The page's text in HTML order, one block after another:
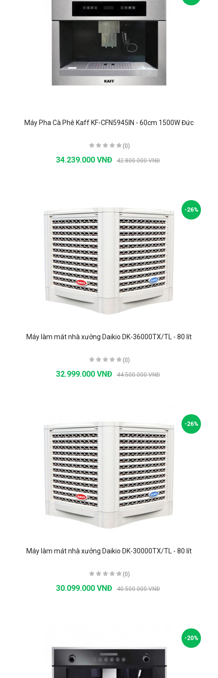
Máy Pha Cà Phê Kaff KF-CFN5945IN - 60cm 1500W Đức
(0)
34.239.000 VNĐ 42.800.000 VNĐ
-26%
Máy làm mát nhà xưởng Daikio DK-36000TX/TL - 80 lít
(0)
32.999.000 VNĐ 44.500.000 VNĐ
-26%
Máy làm mát nhà xưởng Daikio DK-30000TX/TL - 80 lít
(0)
30.099.000 VNĐ 40.500.000 VNĐ
-20%